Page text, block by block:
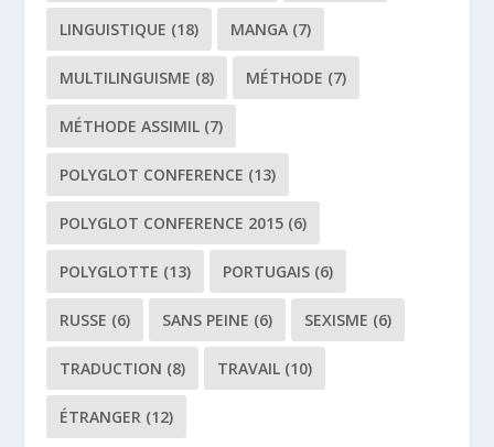
LINGUISTIQUE (18) MANGA (7)
MULTILINGUISME (8) MÉTHODE (7)
MÉTHODE ASSIMIL (7)
POLYGLOT CONFERENCE (13)
POLYGLOT CONFERENCE 2015 (6)
POLYGLOTTE (13) PORTUGAIS (6)
RUSSE (6) SANS PEINE (6) SEXISME (6)
TRADUCTION (8) TRAVAIL (10)
ÉTRANGER (12)